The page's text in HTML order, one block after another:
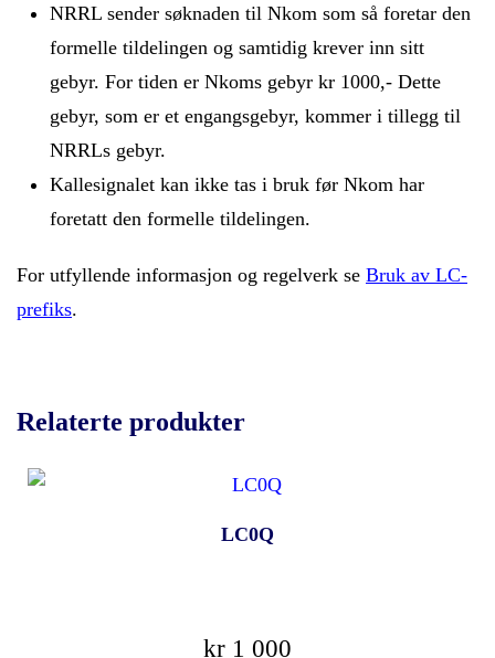
NRRL sender søknaden til Nkom som så foretar den
formelle tildelingen og samtidig krever inn sitt
gebyr. For tiden er Nkoms gebyr kr 1000,- Dette
gebyr, som er et engangsgebyr, kommer i tillegg til
NRRLs gebyr.
Kallesignalet kan ikke tas i bruk før Nkom har
foretatt den formelle tildelingen.
For utfyllende informasjon og regelverk se Bruk av LC-
prefiks.
Relaterte produkter
LC0Q
kr 1 000